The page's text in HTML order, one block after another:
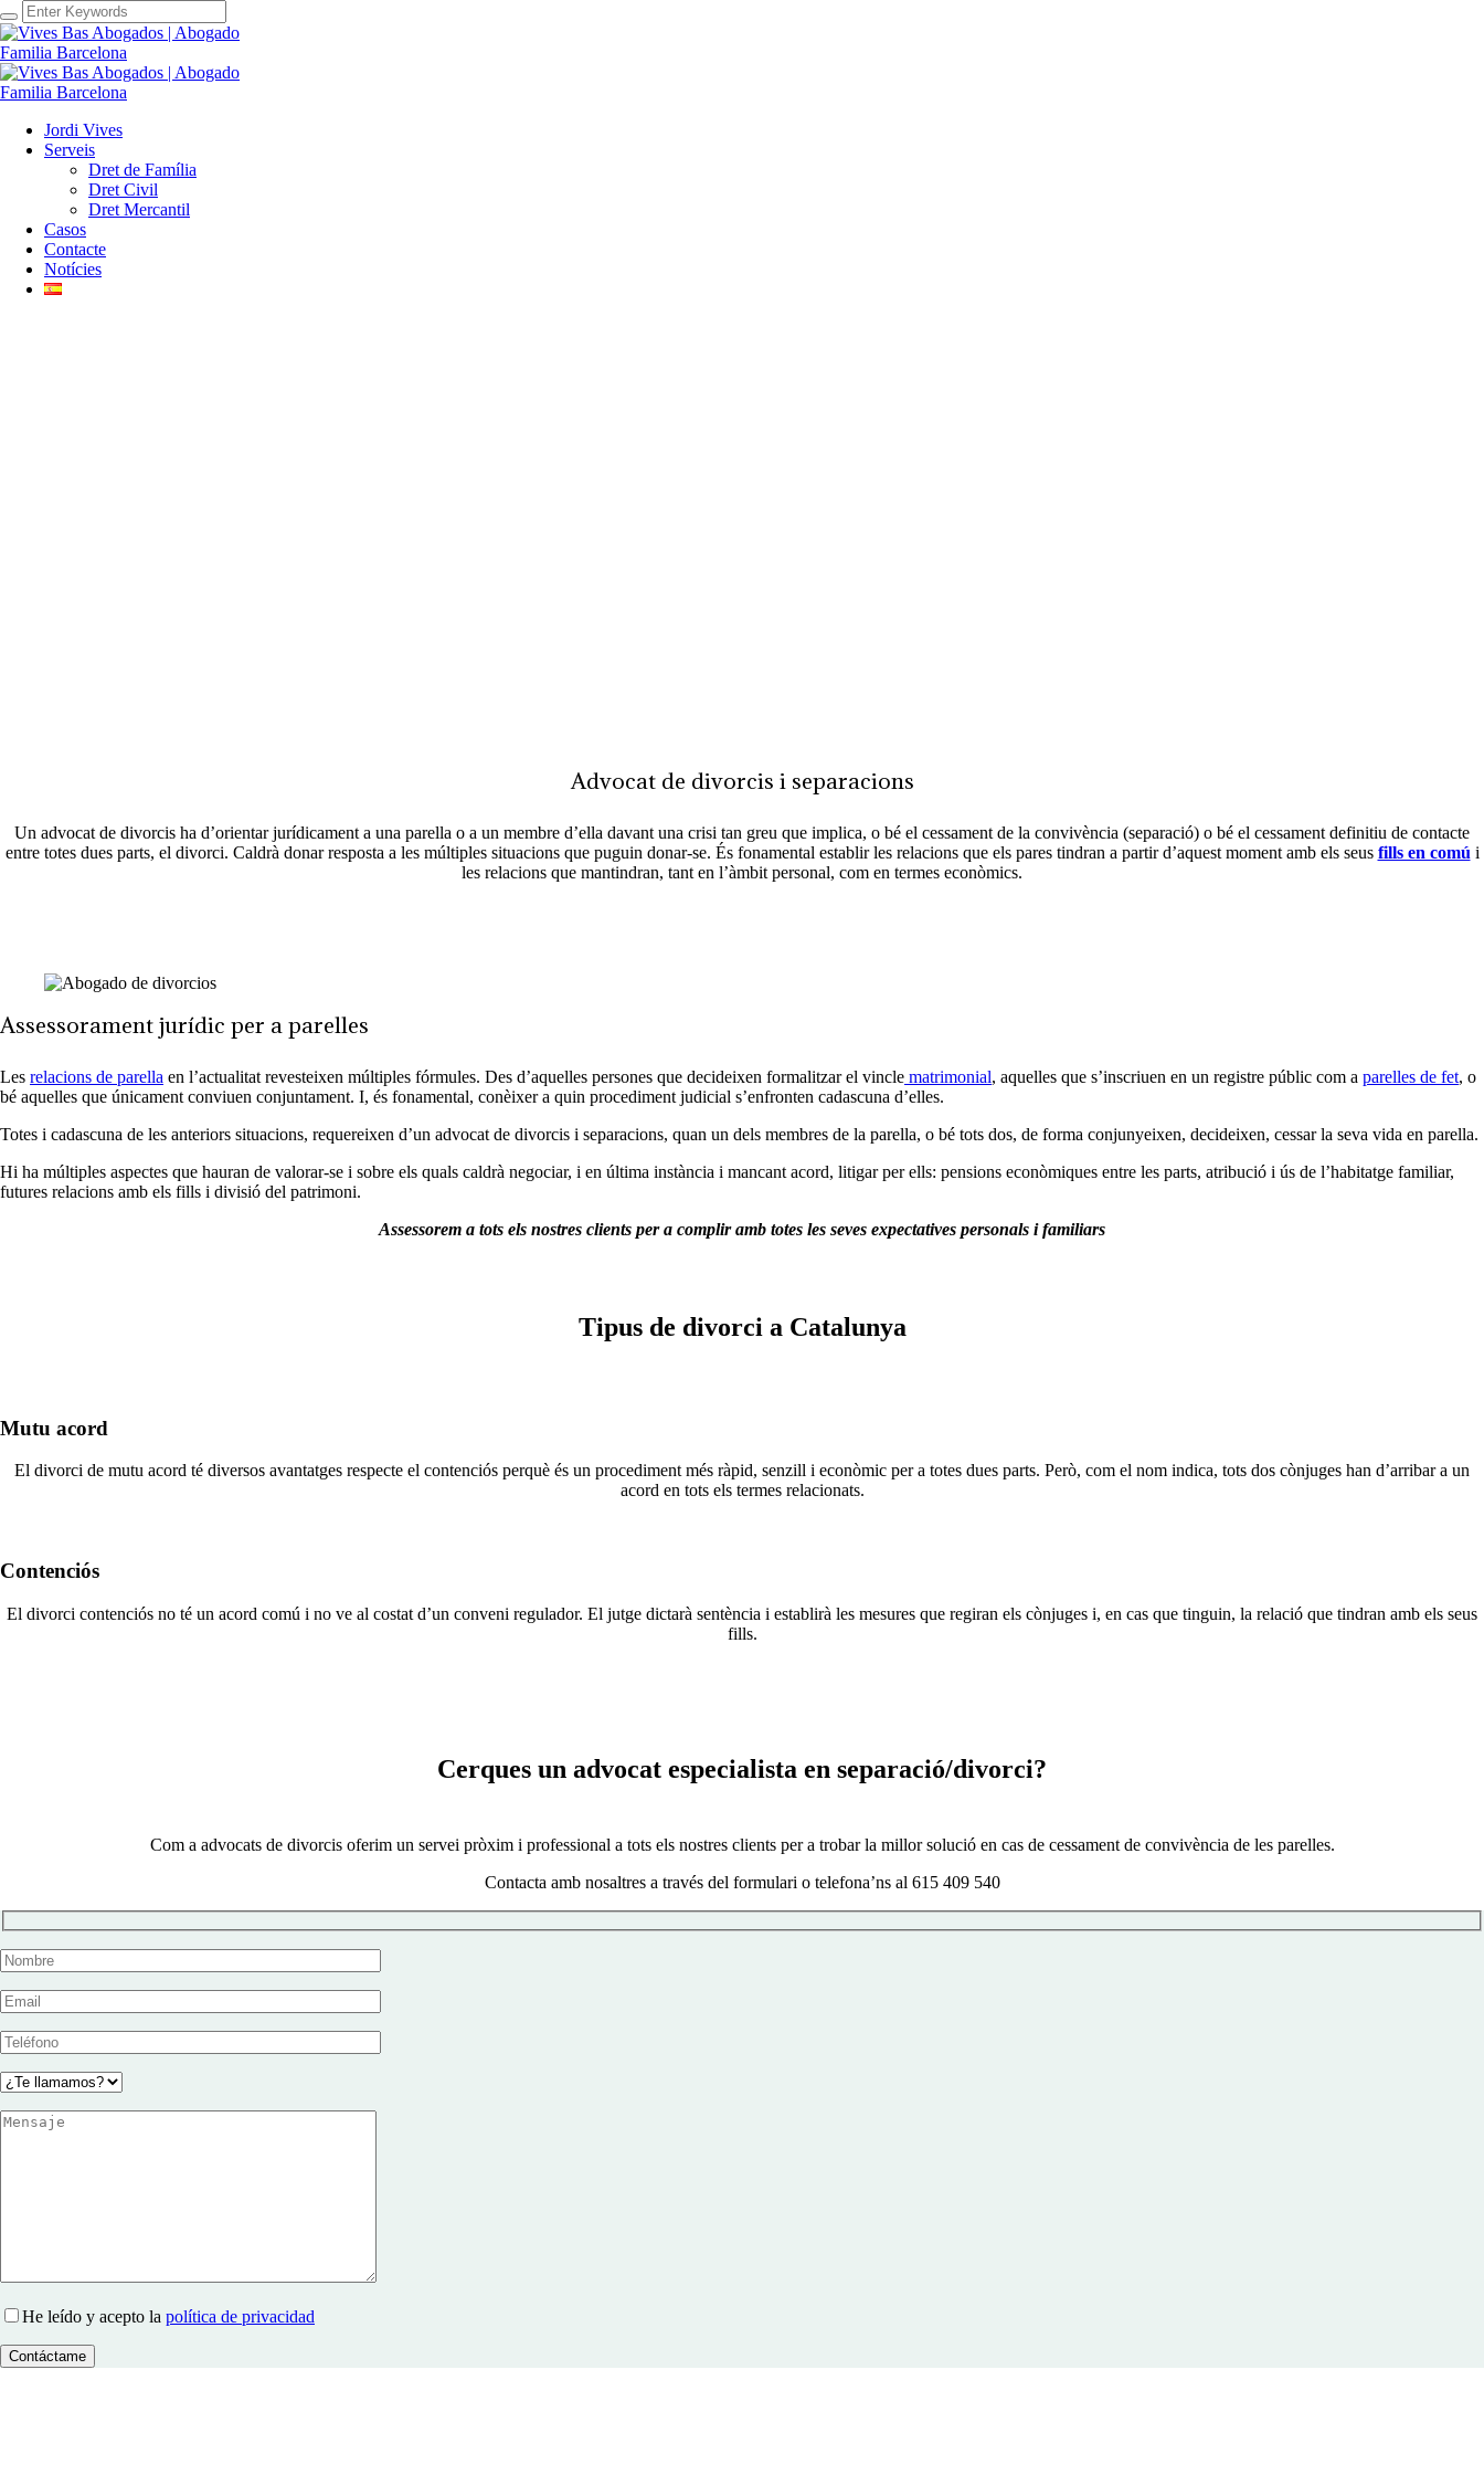
Jordi Vives
Serveis
Dret de Família
Dret Civil
Dret Mercantil
Casos
Contacte
Notícies
Advocat de divorcis i separacions
Un advocat de divorcis ha d’orientar jurídicament a una parella o a un membre d’ella davant una crisi tan greu que implica, o bé el cessament de la convivència (separació) o bé el cessament definitiu de contacte
entre totes dues parts, el divorci. Caldrà donar resposta a les múltiples situacions que puguin donar-se. És fonamental establir les relacions que els pares tindran a partir d’aquest moment amb els seus fills en comú i
les relacions que mantindran, tant en l’àmbit personal, com en termes econòmics.
Assessorament jurídic per a parelles
Les relacions de parella en l’actualitat revesteixen múltiples fórmules. Des d’aquelles persones que decideixen formalitzar el vincle matrimonial, aquelles que s’inscriuen en un registre públic com a parelles de fet, o
bé aquelles que únicament conviuen conjuntament. I, és fonamental, conèixer a quin procediment judicial s’enfronten cadascuna d’elles.
Totes i cadascuna de les anteriors situacions, requereixen d’un advocat de divorcis i separacions, quan un dels membres de la parella, o bé tots dos, de forma conjunyeixen, decideixen, cessar la seva vida en parella.
Hi ha múltiples aspectes que hauran de valorar-se i sobre els quals caldrà negociar, i en última instància i mancant acord, litigar per ells: pensions econòmiques entre les parts, atribució i ús de l’habitatge familiar,
futures relacions amb els fills i divisió del patrimoni.
Assessorem a tots els nostres clients per a complir amb totes les seves expectatives personals i familiars
Tipus de divorci a Catalunya
Mutu acord
El divorci de mutu acord té diversos avantatges respecte el contenciós perquè és un procediment més ràpid, senzill i econòmic per a totes dues parts. Però, com el nom indica, tots dos cònjuges han d’arribar a un
acord en tots els termes relacionats.
Contenciós
El divorci contenciós no té un acord comú i no ve al costat d’un conveni regulador. El jutge dictarà sentència i establirà les mesures que regiran els cònjuges i, en cas que tinguin, la relació que tindran amb els seus
fills.
Cerques un advocat especialista en separació/divorci?
Com a advocats de divorcis oferim un servei pròxim i professional a tots els nostres clients per a trobar la millor solució en cas de cessament de convivència de les parelles.
Contacta amb nosaltres a través del formulari o telefona’ns al 615 409 540
He leído y acepto la política de privacidad